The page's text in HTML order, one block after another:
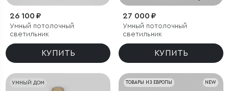
26 100 ₽
Умный потолочный
светильник
КУПИТЬ
27 000 ₽
Умный потолочный
светильник
КУПИТЬ
УМНЫЙ ДОМ NEW
ТОВАРЫ ИЗ ЕВРОПЫ